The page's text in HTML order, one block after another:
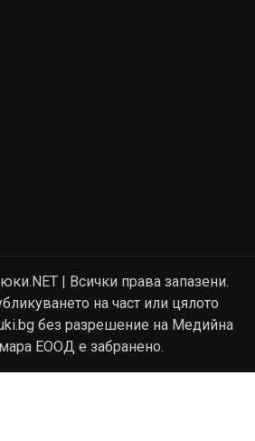
| Всички права запазени.
на част или цялото
без разрешение на Медийна
ЕООД е забранено.